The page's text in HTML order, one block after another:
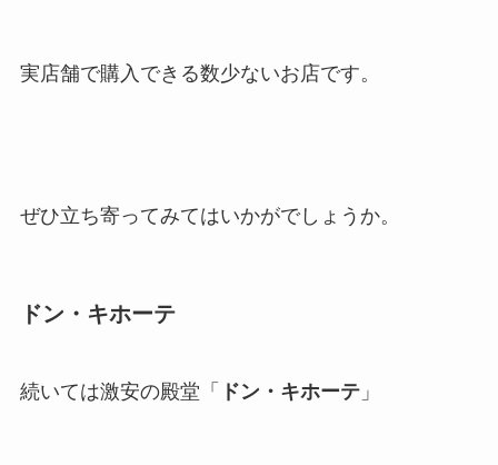
実店舗で購入できる数少ないお店です。
ぜひ立ち寄ってみてはいかがでしょうか。
ドン・キホーテ
続いては激安の殿堂「 ドン・キホーテ」